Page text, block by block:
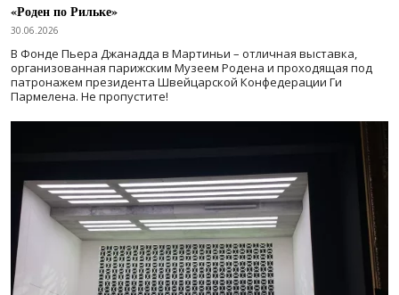
«Роден по Рильке»
30.06.2026
В Фонде Пьера Джанадда в Мартиньи – отличная выставка,
организованная парижским Музеем Родена и проходящая под
патронажем президента Швейцарской Конфедерации Ги
Пармелена. Не пропустите!